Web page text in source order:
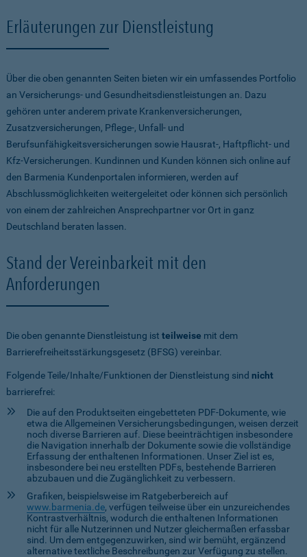
Erläuterungen zur Dienstleistung
Über die oben genannten Seiten bieten wir ein umfassendes Portfolio
an Versicherungs- und Gesundheitsdienstleistungen an. Dazu
gehören unter anderem private Krankenversicherungen,
Zusatzversicherungen, Pflege-, Unfall- und
Berufsunfähigkeitsversicherungen sowie Hausrat-, Haftpflicht- und
Kfz-Versicherungen. Kundinnen und Kunden können sich online auf
den Barmenia Kundenportalen informieren, werden auf
Abschlussmöglichkeiten weitergeleitet oder können sich persönlich
von einem der zahlreichen Ansprechpartner vor Ort in ganz
Deutschland beraten lassen.
Stand der Vereinbarkeit mit den
Anforderungen
Die oben genannte Dienstleistung ist teilweise mit dem
Barrierefreiheitsstärkungsgesetz (BFSG) vereinbar.
Folgende Teile/Inhalte/Funktionen der Dienstleistung sind nicht
barrierefrei:
Die auf den Produktseiten eingebetteten PDF-Dokumente, wie
etwa die Allgemeinen Versicherungsbedingungen, weisen derzeit
noch diverse Barrieren auf. Diese beeinträchtigen insbesondere
die Navigation innerhalb der Dokumente sowie die vollständige
Erfassung der enthaltenen Informationen. Unser Ziel ist es,
insbesondere bei neu erstellten PDFs, bestehende Barrieren
abzubauen und die Zugänglichkeit zu verbessern.
Grafiken, beispielsweise im Ratgeberbereich auf
www.barmenia.de, verfügen teilweise über ein unzureichendes
Kontrastverhältnis, wodurch die enthaltenen Informationen
nicht für alle Nutzerinnen und Nutzer gleichermaßen erfassbar
sind. Um dem entgegenzuwirken, sind wir bemüht, ergänzend
alternative textliche Beschreibungen zur Verfügung zu stellen.